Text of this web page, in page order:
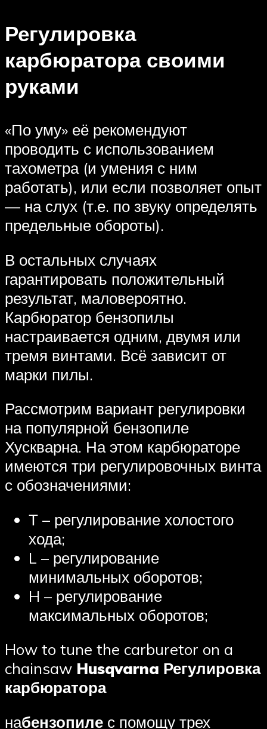
Регулировка
карбюратора своими
руками
«По уму» её рекомендуют
проводить с использованием
тахометра (и умения с ним
работать), или если позволяет опыт
— на слух (т.е. по звуку определять
предельные обороты).
В остальных случаях
гарантировать положительный
результат, маловероятно.
Карбюратор бензопилы
настраивается одним, двумя или
тремя винтами. Всё зависит от
марки пилы.
Рассмотрим вариант регулировки
на популярной бензопиле
Хускварна. На этом карбюраторе
имеются три регулировочных винта
с обозначениями:
Т – регулирование холостого
хода;
L – регулирование
минимальных оборотов;
H – регулирование
максимальных оборотов;
How to tune the carburetor on a
chainsaw Husqvarna Регулировка
карбюратора
набензопиле с помощу трех